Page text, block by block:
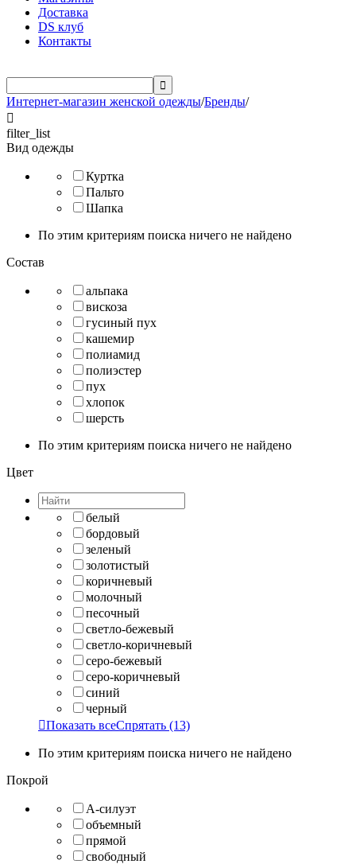
Доставка
DS клуб
Контакты

Интернет-магазин женской одежды/Бренды/

filter_list
Вид одежды
Куртка
Пальто
Шапка
По этим критериям поиска ничего не найдено
Состав
альпака
вискоза
гусиный пух
кашемир
полиамид
полиэстер
пух
хлопок
шерсть
По этим критериям поиска ничего не найдено
Цвет
белый
бордовый
зеленый
золотистый
коричневый
молочный
песочный
светло-бежевый
светло-коричневый
серо-бежевый
серо-коричневый
синий
черный
Показать всеСпрятать (13)
По этим критериям поиска ничего не найдено
Покрой
А-силуэт
объемный
прямой
свободный